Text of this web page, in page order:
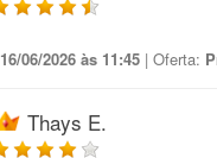
16/06/2026 às 11:45 | Oferta:
Thays E.